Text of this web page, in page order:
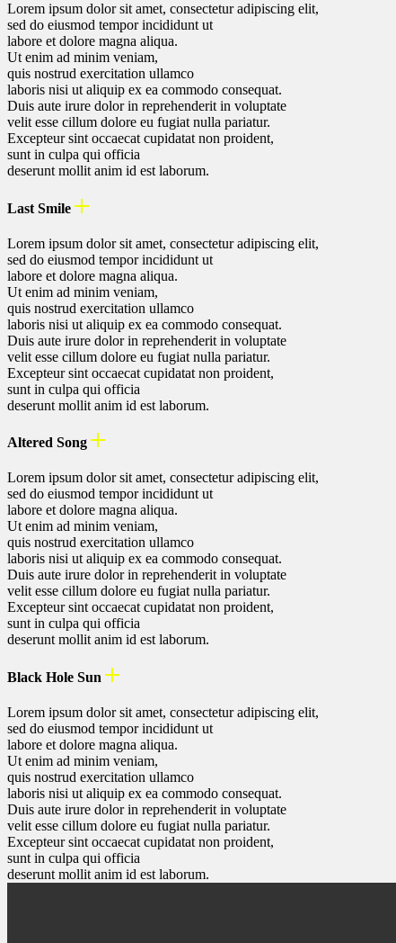
Lorem ipsum dolor sit amet, consectetur adipiscing elit,
sed do eiusmod tempor incididunt ut
labore et dolore magna aliqua.
Ut enim ad minim veniam,
quis nostrud exercitation ullamco
laboris nisi ut aliquip ex ea commodo consequat.
Duis aute irure dolor in reprehenderit in voluptate
velit esse cillum dolore eu fugiat nulla pariatur.
Excepteur sint occaecat cupidatat non proident,
sunt in culpa qui officia
deserunt mollit anim id est laborum.
Last Smile
Lorem ipsum dolor sit amet, consectetur adipiscing elit,
sed do eiusmod tempor incididunt ut
labore et dolore magna aliqua.
Ut enim ad minim veniam,
quis nostrud exercitation ullamco
laboris nisi ut aliquip ex ea commodo consequat.
Duis aute irure dolor in reprehenderit in voluptate
velit esse cillum dolore eu fugiat nulla pariatur.
Excepteur sint occaecat cupidatat non proident,
sunt in culpa qui officia
deserunt mollit anim id est laborum.
Altered Song
Lorem ipsum dolor sit amet, consectetur adipiscing elit,
sed do eiusmod tempor incididunt ut
labore et dolore magna aliqua.
Ut enim ad minim veniam,
quis nostrud exercitation ullamco
laboris nisi ut aliquip ex ea commodo consequat.
Duis aute irure dolor in reprehenderit in voluptate
velit esse cillum dolore eu fugiat nulla pariatur.
Excepteur sint occaecat cupidatat non proident,
sunt in culpa qui officia
deserunt mollit anim id est laborum.
Black Hole Sun
Lorem ipsum dolor sit amet, consectetur adipiscing elit,
sed do eiusmod tempor incididunt ut
labore et dolore magna aliqua.
Ut enim ad minim veniam,
quis nostrud exercitation ullamco
laboris nisi ut aliquip ex ea commodo consequat.
Duis aute irure dolor in reprehenderit in voluptate
velit esse cillum dolore eu fugiat nulla pariatur.
Excepteur sint occaecat cupidatat non proident,
sunt in culpa qui officia
deserunt mollit anim id est laborum.